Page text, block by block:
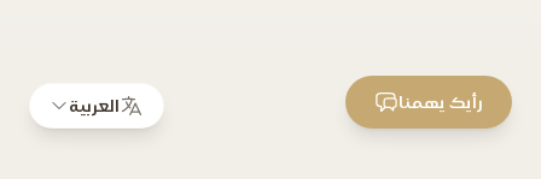
العربية رأيك يهمنا